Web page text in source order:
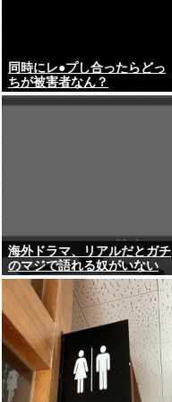
同時にレ●プし合ったらどっ
ちが被害者なん？
海外ドラマ、リアルだとガチ
のマジで語れる奴がいない
www